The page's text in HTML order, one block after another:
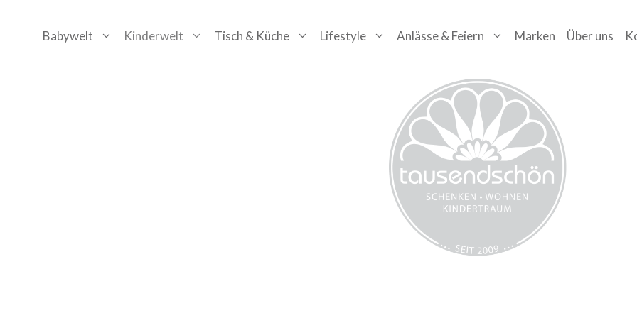
ZumBabywelt Kinderwelt Tisch & Küche Lifestyle Anlässe & Feiern Marken Über uns